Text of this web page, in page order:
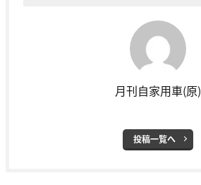
月刊自家用車(原)
投稿一覧へ